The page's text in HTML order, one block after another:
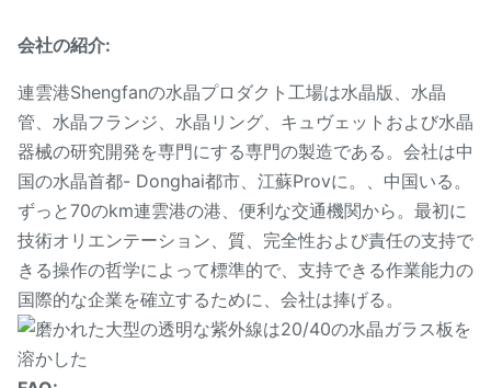
会社の紹介:
連雲港Shengfanの水晶プロダクト工場は水晶版、水晶
管、水晶フランジ、水晶リング、キュヴェットおよび水晶
器械の研究開発を専門にする専門の製造である。会社は中
国の水晶首都- Donghai都市、江蘇Provに。、中国いる。
ずっと70のkm連雲港の港、便利な交通機関から。最初に
技術オリエンテーション、質、完全性および責任の支持で
きる操作の哲学によって標準的で、支持できる作業能力の
国際的な企業を確立するために、会社は捧げる。